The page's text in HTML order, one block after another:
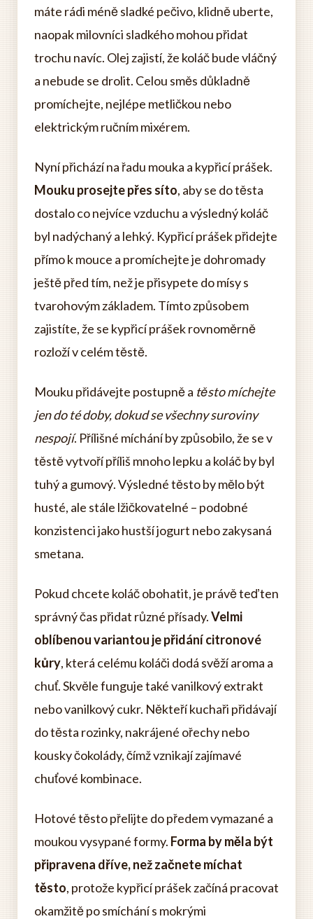
máte rádi méně sladké pečivo, klidně uberte,
naopak milovníci sladkého mohou přidat
trochu navíc. Olej zajistí, že koláč bude vláčný
a nebude se drolit. Celou směs důkladně
promíchejte, nejlépe metličkou nebo
elektrickým ručním mixérem.
Nyní přichází na řadu mouka a kypřicí prášek.
Mouku prosejte přes síto, aby se do těsta
dostalo co nejvíce vzduchu a výsledný koláč
byl nadýchaný a lehký. Kypřicí prášek přidejte
přímo k mouce a promíchejte je dohromady
ještě před tím, než je přisypete do mísy s
tvarohovým základem. Tímto způsobem
zajistíte, že se kypřicí prášek rovnoměrně
rozloží v celém těstě.
Mouku přidávejte postupně a těsto míchejte
jen do té doby, dokud se všechny suroviny
nespojí. Přílišné míchání by způsobilo, že se v
těstě vytvoří příliš mnoho lepku a koláč by byl
tuhý a gumový. Výsledné těsto by mělo být
husté, ale stále lžičkovatelné – podobné
konzistenci jako hustší jogurt nebo zakysaná
smetana.
Pokud chcete koláč obohatit, je právě teď ten
správný čas přidat různé přísady.Velmi
oblíbenou variantou je přidání citronové
kůry, která celému koláči dodá svěží aroma a
chuť. Skvěle funguje také vanilkový extrakt
nebo vanilkový cukr. Někteří kuchaři přidávají
do těsta rozinky, nakrájené ořechy nebo
kousky čokolády, čímž vznikají zajímavé
chuťové kombinace.
Hotové těsto přelijte do předem vymazané a
moukou vysypané formy. Forma by měla být
připravena dříve, než začnete míchat
těsto, protože kypřicí prášek začíná pracovat
okamžitě po smíchání s mokrými